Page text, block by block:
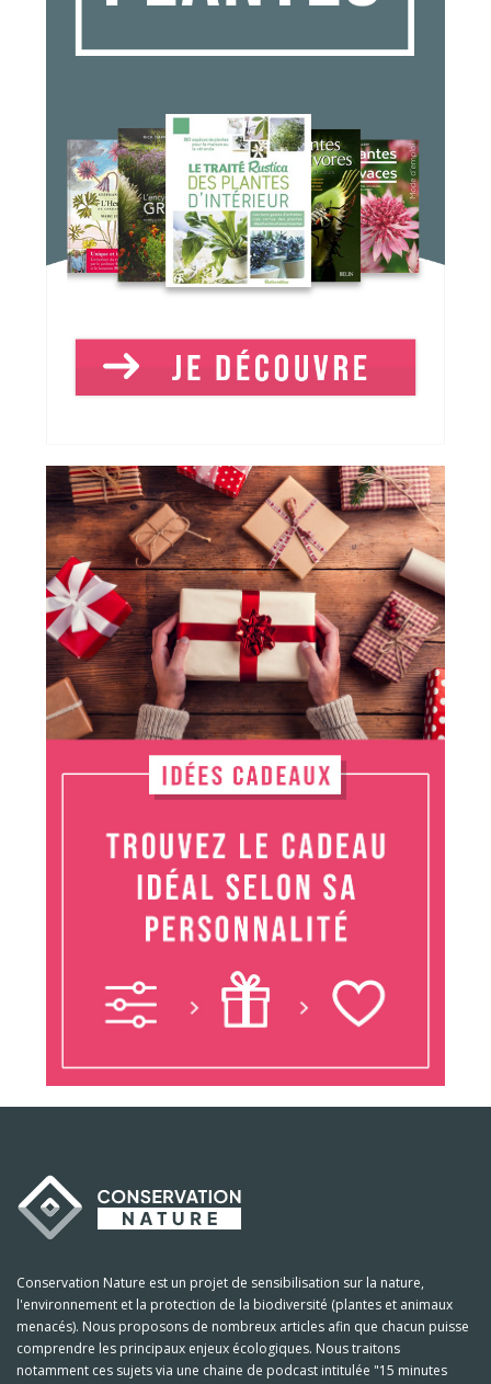
Conservation Nature est un projet de sensibilisation sur la nature,
l'environnement et la protection de la biodiversité (plantes et animaux
menacés). Nous proposons de nombreux articles afin que chacun puisse
comprendre les principaux enjeux écologiques. Nous traitons
notamment ces sujets via une chaine de podcast intitulée "15 minutes